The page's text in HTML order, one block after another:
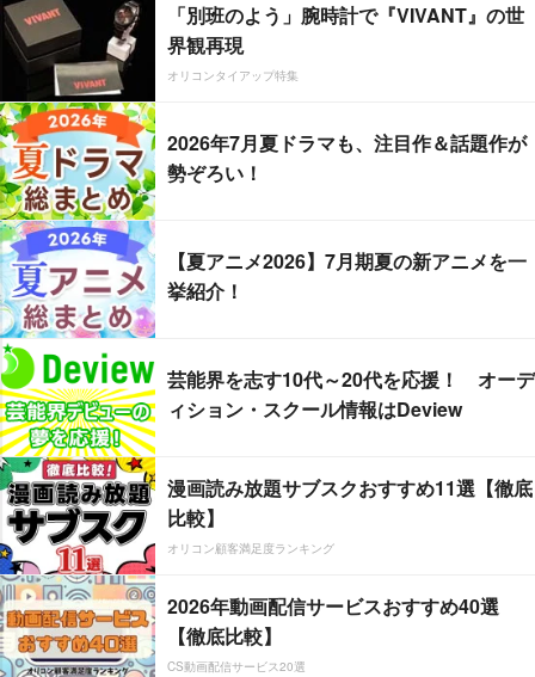
「別班のよう」腕時計で『VIVANT』の世
界観再現
オリコンタイアップ特集
2026年7月夏ドラマも、注目作＆話題作が
勢ぞろい！
【夏アニメ2026】7月期夏の新アニメを一
挙紹介！
芸能界を志す10代～20代を応援！ オーデ
ィション・スクール情報はDeview
漫画読み放題サブスクおすすめ11選【徹底
比較】
オリコン顧客満足度ランキング
2026年動画配信サービスおすすめ40選
【徹底比較】
CS動画配信サービス20選